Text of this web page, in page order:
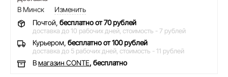
В Минск
Изменить
Почтой, бесплатно от 70 рублей
доставка до 10 рабочих дней, стоимость - 7 рублей
Курьером, бесплатно от 100 рублей
доставка до 5 рабочих дней, стоимость - 11 рублей
Вмагазин CONTE, бесплатно